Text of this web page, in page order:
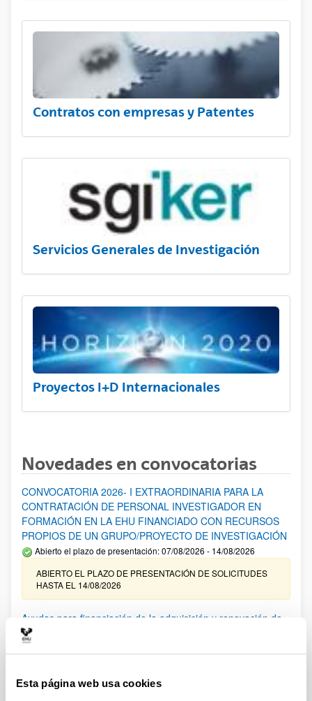
Esta página web usa cookies
Contratos con empresas y Patentes
Servicios Generales de Investigación
Proyectos I+D Internacionales
Novedades en convocatorias
CONVOCATORIA 2026- I EXTRAORDINARIA PARA LA
CONTRATACIÓN DE PERSONAL INVESTIGADOR EN
FORMACIÓN EN LA EHU FINANCIADO CON RECURSOS
PROPIOS DE UN GRUPO/PROYECTO DE INVESTIGACIÓN
Abierto el plazo de presentación: 07/08/2026 - 14/08/2026
ABIERTO EL PLAZO DE PRESENTACIÓN DE SOLICITUDES
HASTA EL 14/08/2026
Ayudas para financiación de la adquisición y renovación de
infraestructura científica y fondos bibliográficos en la
UPV/EHU 2026
25/03/2026: Corrección de errores del listado provisional de